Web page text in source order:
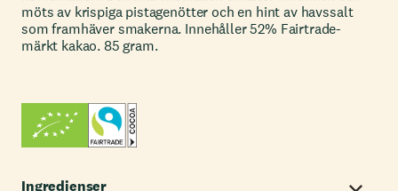
möts av krispiga pistagenötter och en hint av havssalt
som framhäver smakerna. Innehåller 52% Fairtrade-
märkt kakao. 85 gram.
Ingredienser